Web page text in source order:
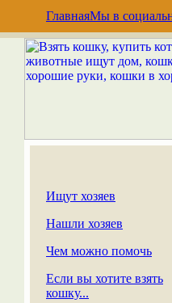
ГлавнаяМы в
Ищут хозяев
Нашли хозяев
Чем можно помочь
Если вы хотите взять
кошку...